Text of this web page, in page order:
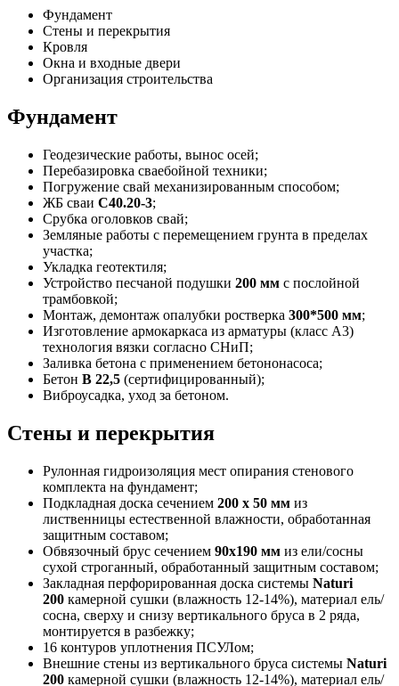
Фундамент
Стены и перекрытия
Кровля
Окна и входные двери
Организация строительства
Фундамент
Геодезические работы, вынос осей;
Перебазировка сваебойной техники;
Погружение свай механизированным способом;
ЖБ сваи С40.20-3;
Срубка оголовков свай;
Земляные работы с перемещением грунта в пределах
участка;
Укладка геотектиля;
Устройство песчаной подушки 200 мм с послойной
трамбовкой;
Монтаж, демонтаж опалубки ростверка 300*500 мм;
Изготовление армокаркаса из арматуры (класс А3)
технология вязки согласно СНиП;
Заливка бетона с применением бетононасоса;
Бетон В 22,5 (сертифицированный);
Виброусадка, уход за бетоном.
Стены и перекрытия
Рулонная гидроизоляция мест опирания стенового
комплекта на фундамент;
Подкладная доска сечением 200 х 50 мм из
лиственницы естественной влажности, обработанная
защитным составом;
Обвязочный брус сечением 90х190 мм из ели/сосны
сухой строганный, обработанный защитным составом;
Закладная перфорированная доска системы Naturi
200 камерной сушки (влажность 12-14%), материал ель/
сосна, сверху и снизу вертикального бруса в 2 ряда,
монтируется в разбежку;
16 контуров уплотнения ПСУЛом;
Внешние стены из вертикального бруса системы Naturi
200 камерной сушки (влажность 12-14%), материал ель/